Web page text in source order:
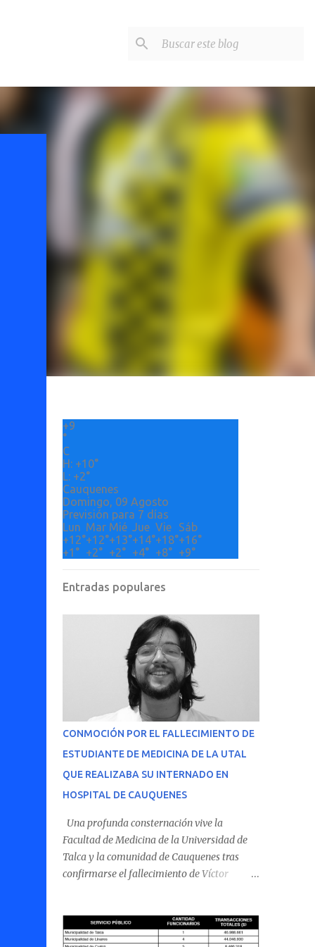
+9
°
C
H: +10°
L: +2°
Cauquenes
Domingo, 09 Agosto
Previsión para 7 días
Lun Mar Mié Jue Vie
Sáb
+12°+12°+13°+14°+18°+16°
+1° +2° +2° +4° +8° +9°
Entradas populares
CONMOCIÓN POR EL FALLECIMIENTO DE
ESTUDIANTE DE MEDICINA DE LA UTAL
QUE REALIZABA SU INTERNADO EN
HOSPITAL DE CAUQUENES
Una profunda consternación vive la
Facultad de Medicina de la Universidad de
Talca y la comunidad de Cauquenes tras
confirmarse el fallecimiento de Víctor
Cauquenes. De acuerdo con los antecedentes
conocidos, el joven se presentó a cumplir su